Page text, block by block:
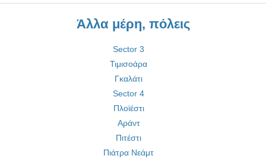
Άλλα μέρη, πόλεις
Sector 3
Τιμισοάρα
Γκαλάτι
Sector 4
Πλοϊέστι
Αράντ
Πιτέστι
Πιάτρα Νεάμτ